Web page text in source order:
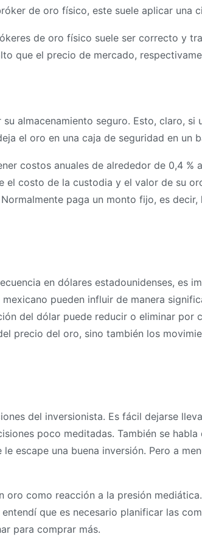
de oro físico, este suele aplicar una
de oro físico suele ser correcto y
que el precio de mercado,
almacenamiento seguro. Esto, claro, si
el oro en una caja de seguridad en un
costos anuales de alrededor de 0,4 %
costo de la custodia y el valor de su
paga un monto fijo, es
en dólares estadounidenses, es
pueden influir de manera
del dólar puede reducir o eliminar por
precio del oro, sino también los
del inversionista. Es fácil dejarse
poco meditadas. También se
escape una buena inversión. Pero a
como reacción a la presión
que es necesario planificar las
para comprar más.